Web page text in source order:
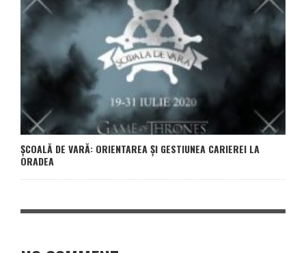
ŞCOALĂ DE VARĂ: ORIENTAREA ȘI GESTIUNEA CARIEREI LA
ORADEA